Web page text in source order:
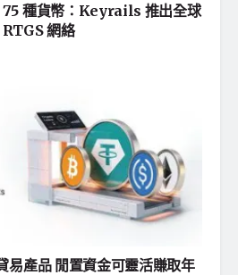
75 種貨幣：Keyrails 推出全球
網絡
產品 閒置資金可靈活賺取年